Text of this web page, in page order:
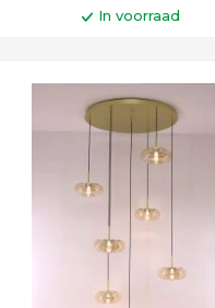
In voorraad
besteld = vandaag